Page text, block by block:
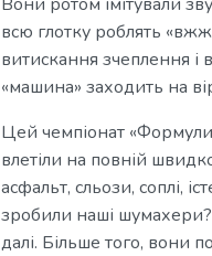
всю глотку роблять
витискання зчеплення і
«машина» заходить на
Цей чемпіонат
влетіли на повній
асфальт, сльози, соплі,
зробили наші шумахери?
далі. Більше того, вони